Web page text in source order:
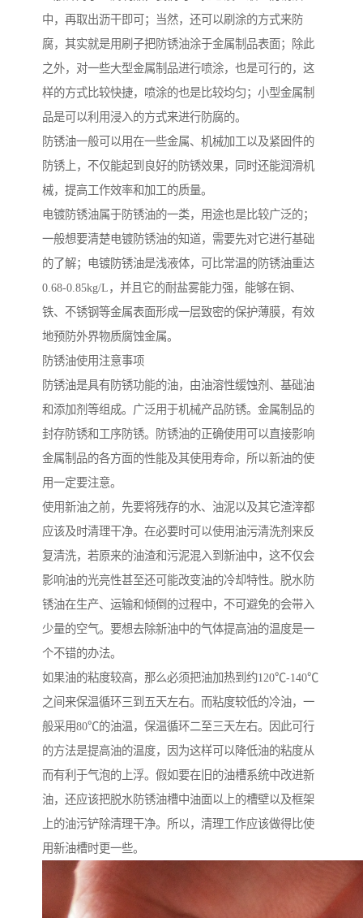
中，再取出沥干即可；当然，还可以刷涂的方式来防
腐，其实就是用刷子把防锈油涂于金属制品表面；除此
之外，对一些大型金属制品进行喷涂，也是可行的，这
样的方式比较快捷，喷涂的也是比较均匀；小型金属制
品是可以利用浸入的方式来进行防腐的。
防锈油一般可以用在一些金属、机械加工以及紧固件的
防锈上，不仅能起到良好的防锈效果，同时还能润滑机
械，提高工作效率和加工的质量。
电镀防锈油属于防锈油的一类，用途也是比较广泛的；
一般想要清楚电镀防锈油的知道，需要先对它进行基础
的了解；电镀防锈油是浅液体，可比常温的防锈油重达
0.68-0.85kg/L，并且它的耐盐雾能力强，能够在铜、
铁、不锈钢等金属表面形成一层致密的保护薄膜，有效
地预防外界物质腐蚀金属。
防锈油使用注意事项
防锈油是具有防锈功能的油，由油溶性缓蚀剂、基础油
和添加剂等组成。广泛用于机械产品防锈。金属制品的
封存防锈和工序防锈。防锈油的正确使用可以直接影响
金属制品的各方面的性能及其使用寿命，所以新油的使
用一定要注意。
使用新油之前，先要将残存的水、油泥以及其它渣滓都
应该及时清理干净。在必要时可以使用油污清洗剂来反
复清洗，若原来的油渣和污泥混入到新油中，这不仅会
影响油的光亮性甚至还可能改变油的冷却特性。脱水防
锈油在生产、运输和倾倒的过程中，不可避免的会带入
少量的空气。要想去除新油中的气体提高油的温度是一
个不错的办法。
如果油的粘度较高，那么必须把油加热到约120℃-140℃
之间来保温循环三到五天左右。而粘度较低的冷油，一
般采用80℃的油温，保温循环二至三天左右。因此可行
的方法是提高油的温度，因为这样可以降低油的粘度从
而有利于气泡的上浮。假如要在旧的油槽系统中改进新
油，还应该把脱水防锈油槽中油面以上的槽壁以及框架
上的油污铲除清理干净。所以，清理工作应该做得比使
用新油槽时更一些。